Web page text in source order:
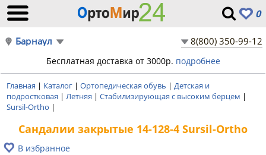
0
Барнаул 8(800) 350-99-12
Бесплатная доставка от 3000р. подробнее
Главная | Каталог | Ортопедическая обувь | Детская и
подростковая | Летняя | Стабилизирующая с высоким берцем |
Sursil-Ortho |
Сандалии закрытые 14-128-4 Sursil-Ortho
В избранное